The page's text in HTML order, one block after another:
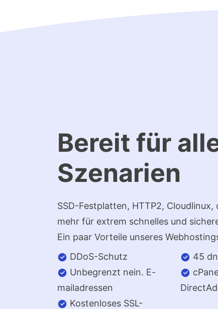
Bereit für
Szenarien
SSD-Festplatten, HTTP2, Cloudlinux,
mehr für extrem schnelles und
Ein paar Vorteile unseres
DDoS-Schutz
Unbegrenzt nein. E-
mailadressen
Kostenloses SSL-
45